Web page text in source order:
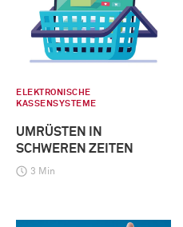
ELEKTRONISCHE
KASSENSYSTEME
UMRÜSTEN IN
SCHWEREN ZEITEN
3 Min